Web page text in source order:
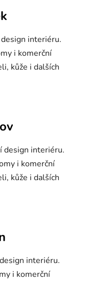
interiéru.
i komerční
kůže i dalších
design interiéru.
i komerční
kůže i dalších
interiéru.
i komerční